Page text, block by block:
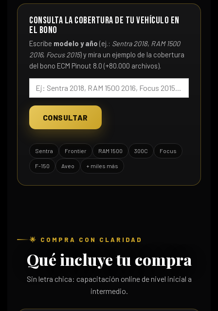
Consulta la cobertura de tu vehículo en
el bono
Escribe modelo y año (ej.: Sentra 2018, RAM 1500
2016, Focus 2015) y mira un ejemplo de la cobertura
del bono ECM Pinout 8.0 (+80.000 archivos).
CONSULTAR
Sentra Frontier RAM 1500 300C Focus
F-150 Aveo + miles más
🌟 COMPRA CON CLARIDAD
Qué incluye tu compra
Sin letra chica: capacitación online de nivel inicial a
intermedio.